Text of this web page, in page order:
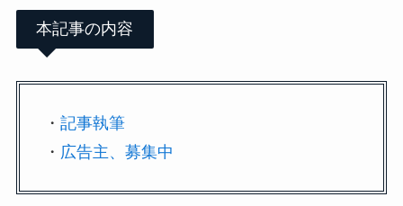
本記事の内容
・ 記事執筆
・ 広告主、募集中